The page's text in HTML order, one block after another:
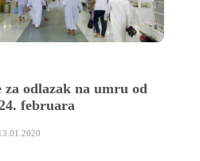
za odlazak na umru od
februara